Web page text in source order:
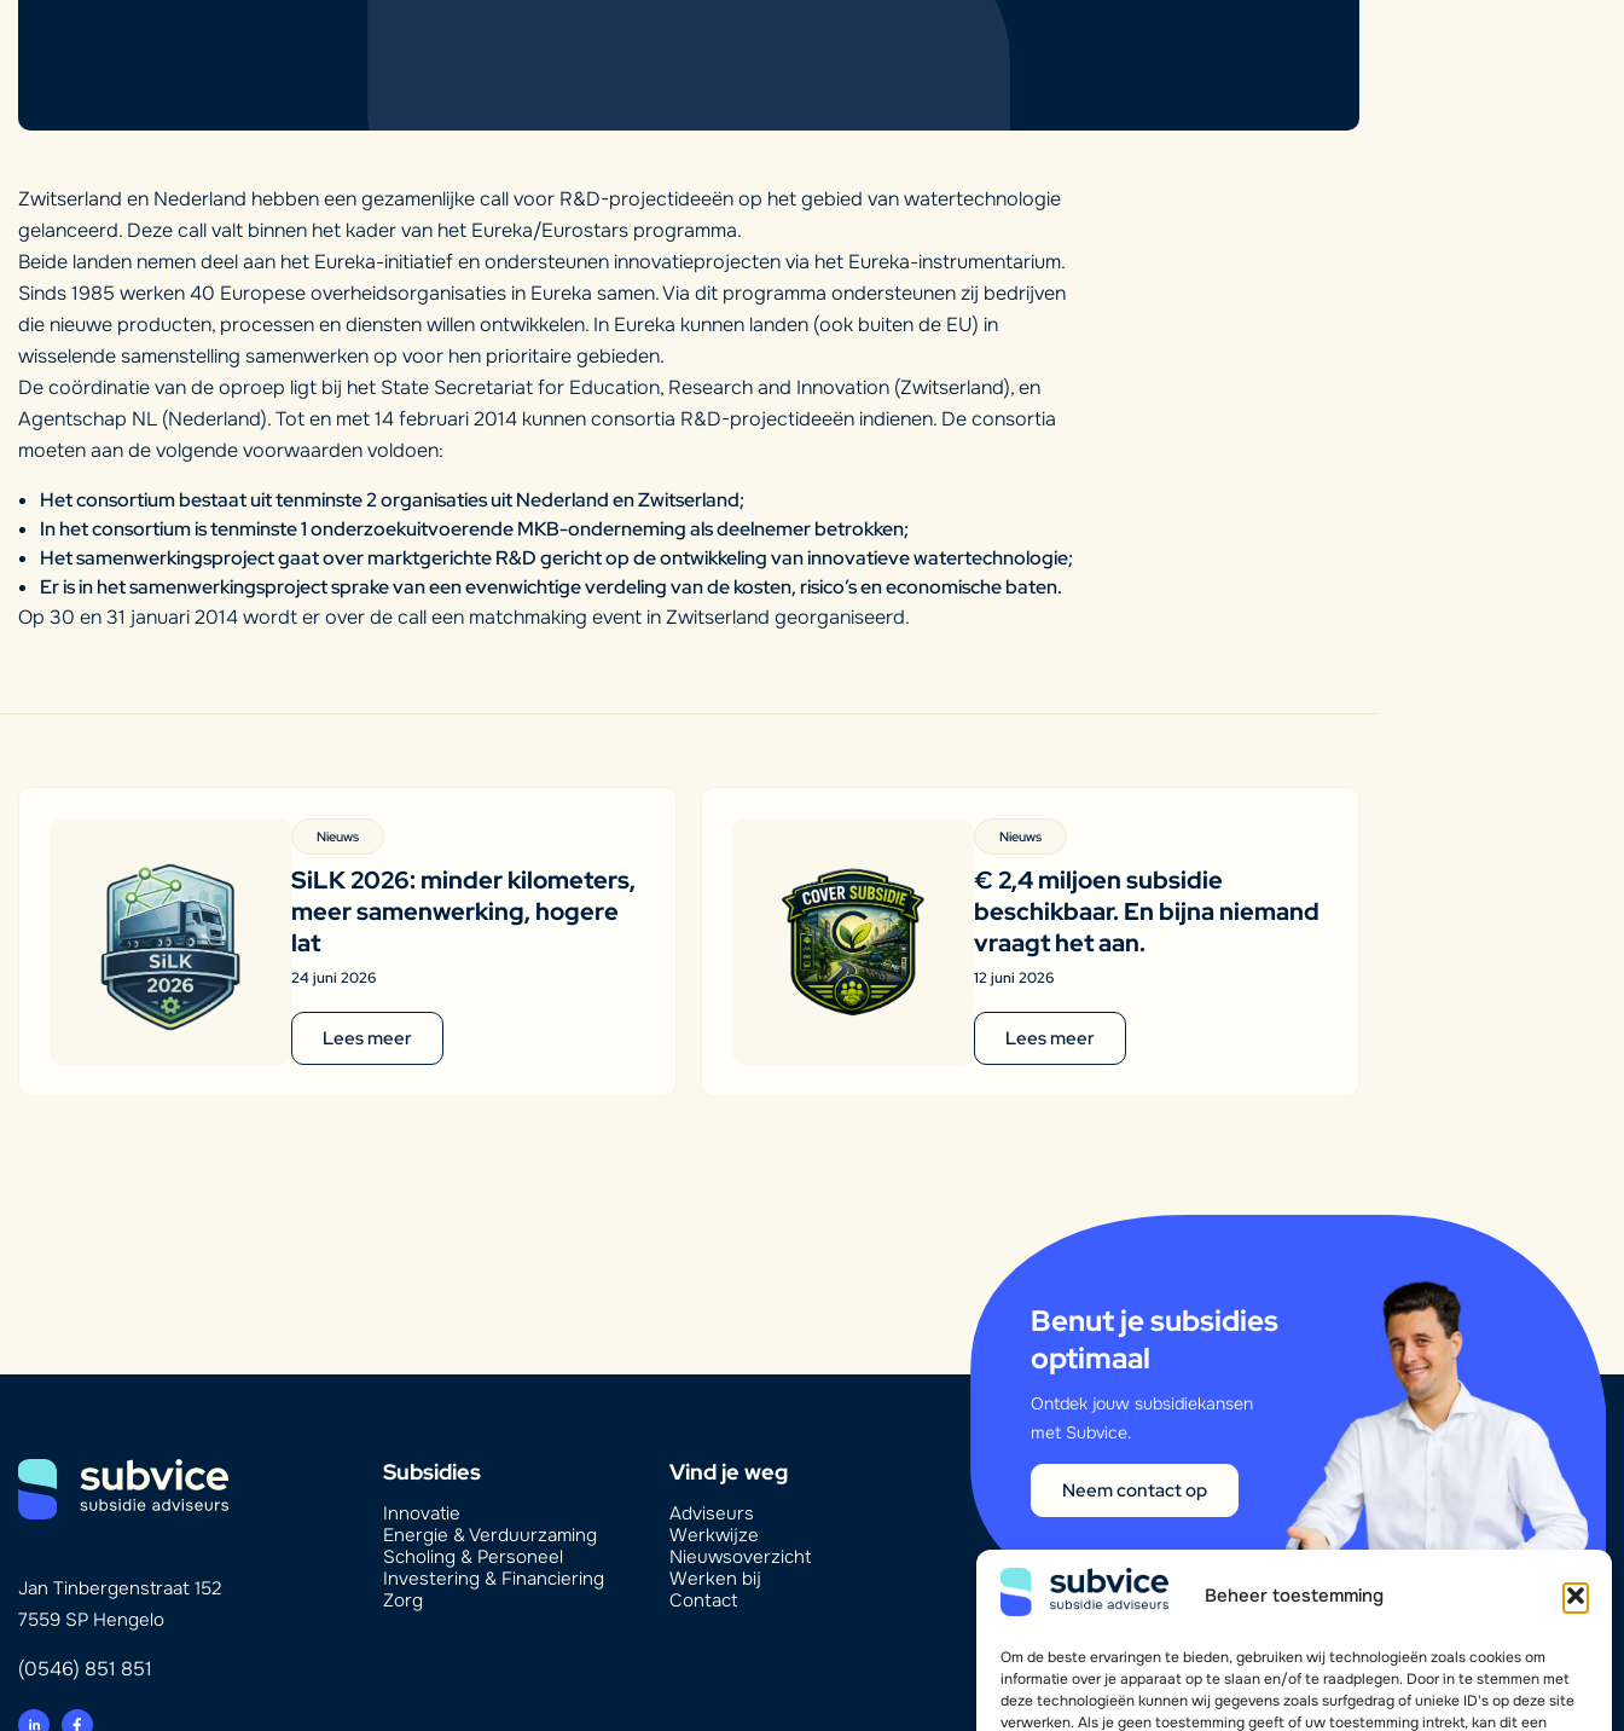
Beheer toestemming
Om de beste ervaringen te bieden, gebruiken wij technologieën zoals cookies om
informatie over je apparaat op te slaan en/of te raadplegen. Door in te stemmen met
deze technologieën kunnen wij gegevens zoals surfgedrag of unieke ID's op deze site
verwerken. Als je geen toestemming geeft of uw toestemming intrekt, kan dit een
Zwitserland en Nederland hebben een gezamenlijke call voor R&D-projectideeën op het gebied van watertechnologie
gelanceerd. Deze call valt binnen het kader van het Eureka/Eurostars programma.
Beide landen nemen deel aan het Eureka-initiatief en ondersteunen innovatieprojecten via het Eureka-instrumentarium.
Sinds 1985 werken 40 Europese overheidsorganisaties in Eureka samen. Via dit programma ondersteunen zij bedrijven
die nieuwe producten, processen en diensten willen ontwikkelen. In Eureka kunnen landen (ook buiten de EU) in
wisselende samenstelling samenwerken op voor hen prioritaire gebieden.
De coördinatie van de oproep ligt bij het State Secretariat for Education, Research and Innovation (Zwitserland), en
Agentschap NL (Nederland). Tot en met 14 februari 2014 kunnen consortia R&D-projectideeën indienen. De consortia
moeten aan de volgende voorwaarden voldoen:
Het consortium bestaat uit tenminste 2 organisaties uit Nederland en Zwitserland;
In het consortium is tenminste 1 onderzoekuitvoerende MKB-onderneming als deelnemer betrokken;
Het samenwerkingsproject gaat over marktgerichte R&D gericht op de ontwikkeling van innovatieve watertechnologie;
Er is in het samenwerkingsproject sprake van een evenwichtige verdeling van de kosten, risico’s en economische baten.
Op 30 en 31 januari 2014 wordt er over de call een matchmaking event in Zwitserland georganiseerd.
Nieuws
SiLK 2026: minder kilometers,
meer samenwerking, hogere
lat
24 juni 2026
Lees meer
Nieuws
€ 2,4 miljoen subsidie
beschikbaar. En bijna niemand
vraagt het aan.
12 juni 2026
Lees meer
Jan Tinbergenstraat 152
7559 SP Hengelo
(0546) 851 851
Subsidies
Innovatie
Energie & Verduurzaming
Scholing & Personeel
Investering & Financiering
Zorg
Vind je weg
Adviseurs
Werkwijze
Nieuwsoverzicht
Werken bij
Contact
Benut je subsidies
optimaal
Ontdek jouw subsidiekansen
met Subvice.
Neem contact op